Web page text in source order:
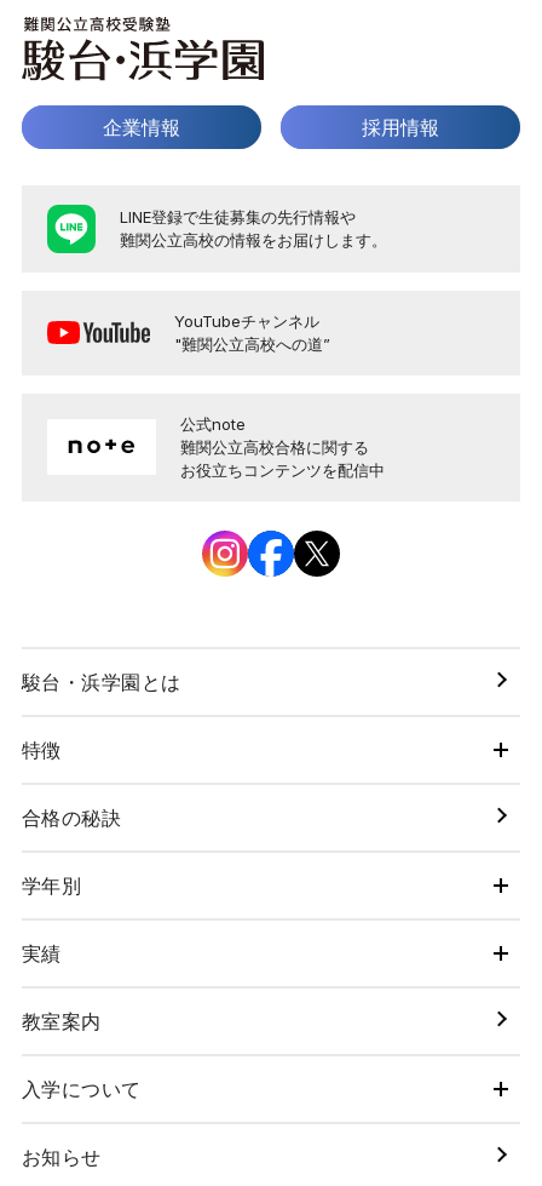
企業情報 採用情報
LINE登録で生徒募集の先行情報や
難関公立高校の情報をお届けします。
YouTubeチャンネル
"難関公立高校への道”
公式note
難関公立高校合格に関する
お役立ちコンテンツを配信中
駿台・浜学園とは
特徴
合格の秘訣
学年別
実績
教室案内
入学について
お知らせ